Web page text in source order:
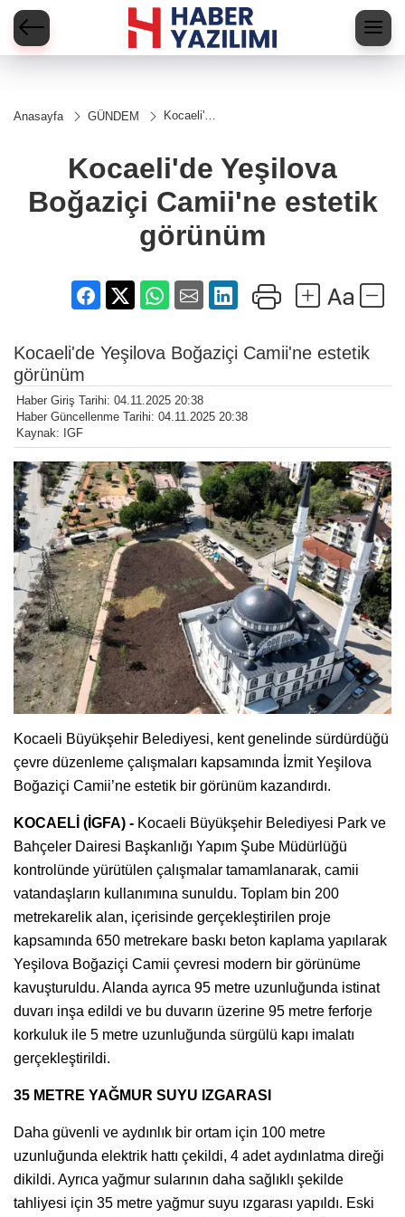
Anasayfa GÜNDEM
Kocaeli'de
Camii'ne
estetik
Kocaeli'de Yeşilova
Boğaziçi Camii'ne estetik
görünüm
Kocaeli'de Yeşilova Boğaziçi Camii'ne estetik
görünüm
Haber Giriş Tarihi: 04.11.2025 20:38
Haber Güncellenme Tarihi: 04.11.2025 20:38
Kaynak: IGF
Kocaeli Büyükşehir Belediyesi, kent genelinde sürdürdüğü
çevre düzenleme çalışmaları kapsamında İzmit Yeşilova
Boğaziçi Camii’ne estetik bir görünüm kazandırdı.
KOCAELİ (İGFA) - Kocaeli Büyükşehir Belediyesi Park ve
Bahçeler Dairesi Başkanlığı Yapım Şube Müdürlüğü
kontrolünde yürütülen çalışmalar tamamlanarak, camii
vatandaşların kullanımına sunuldu. Toplam bin 200
metrekarelik alan, içerisinde gerçekleştirilen proje
kapsamında 650 metrekare baskı beton kaplama yapılarak
Yeşilova Boğaziçi Camii çevresi modern bir görünüme
kavuşturuldu. Alanda ayrıca 95 metre uzunluğunda istinat
duvarı inşa edildi ve bu duvarın üzerine 95 metre ferforje
korkuluk ile 5 metre uzunluğunda sürgülü kapı imalatı
gerçekleştirildi.
35 METRE YAĞMUR SUYU IZGARASI
Daha güvenli ve aydınlık bir ortam için 100 metre
uzunluğunda elektrik hattı çekildi, 4 adet aydınlatma direği
dikildi. Ayrıca yağmur sularının daha sağlıklı şekilde
tahliyesi için 35 metre yağmur suyu ızgarası yapıldı. Eski